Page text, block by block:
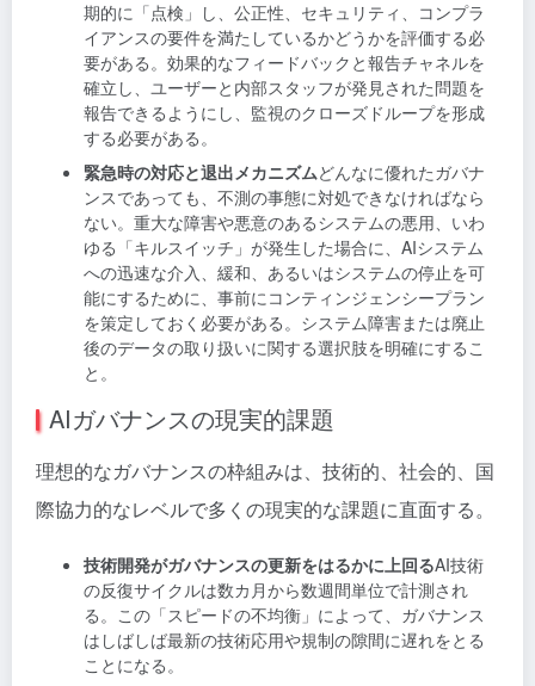
期的に「点検」し、公正性、セキュリティ、コンプラ
イアンスの要件を満たしているかどうかを評価する必
要がある。効果的なフィードバックと報告チャネルを
確立し、ユーザーと内部スタッフが発見された問題を
報告できるようにし、監視のクローズドループを形成
する必要がある。
緊急時の対応と退出メカニズムどんなに優れたガバナ
ンスであっても、不測の事態に対処できなければなら
ない。重大な障害や悪意のあるシステムの悪用、いわ
ゆる「キルスイッチ」が発生した場合に、AIシステム
への迅速な介入、緩和、あるいはシステムの停止を可
能にするために、事前にコンティンジェンシープラン
を策定しておく必要がある。システム障害または廃止
後のデータの取り扱いに関する選択肢を明確にするこ
と。
AIガバナンスの現実的課題
理想的なガバナンスの枠組みは、技術的、社会的、国
際協力的なレベルで多くの現実的な課題に直面する。
技術開発がガバナンスの更新をはるかに上回るAI技術
の反復サイクルは数カ月から数週間単位で計測され
る。この「スピードの不均衡」によって、ガバナンス
はしばしば最新の技術応用や規制の隙間に遅れをとる
ことになる。